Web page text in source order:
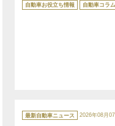
テ
ゴ
自動車お役立ち情報 自動車コラム
テ
ゴ
最新自動車ニュース 2026年08月07